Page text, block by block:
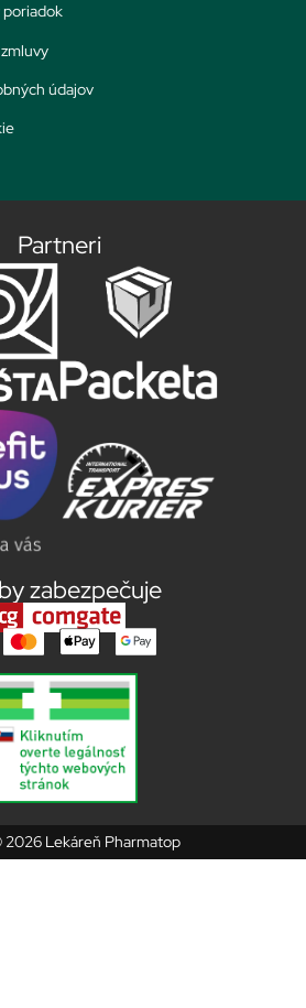
poriadok
údajov
Partneri
zabezpečuje
Lekáreň Pharmatop